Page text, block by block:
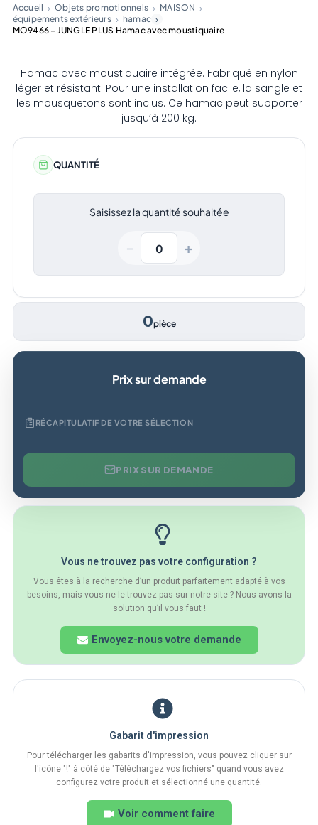
Accueil Objets promotionnels
MAISON
équipements extérieurs
hamac
MO9466 – JUNGLE PLUS Hamac avec moustiquaire
Hamac avec moustiquaire intégrée. Fabriqué en nylon
léger et résistant. Pour une installation facile, la sangle et
les mousquetons sont inclus. Ce hamac peut supporter
jusqu’à 200 kg.
QUANTITÉ
Saisissez la quantité souhaitée
− +
0pièce
Prix sur demande
RÉCAPITULATIF DE VOTRE SÉLECTION
PRIX SUR DEMANDE
Vous ne trouvez pas votre configuration ?
Vous êtes à la recherche d’un produit parfaitement adapté à vos
besoins, mais vous ne le trouvez pas sur notre site ? Nous avons la
solution qu’il vous faut !
Envoyez-nous votre demande
Gabarit d'impression
Pour télécharger les gabarits d'impression, vous pouvez cliquer sur
l'icône "!" à côté de "Téléchargez vos fichiers" quand vous avez
configurez votre produit et sélectionné une quantité.
Voir comment faire